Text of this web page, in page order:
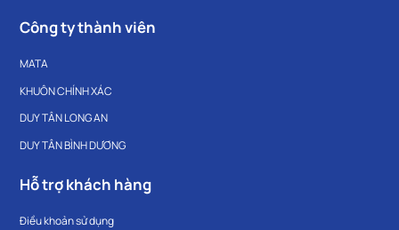
Công ty thành viên
MATA
KHUÔN CHÍNH XÁC
DUY TÂN LONG AN
DUY TÂN BÌNH DƯƠNG
Hỗ trợ khách hàng
Điều khoản sử dụng